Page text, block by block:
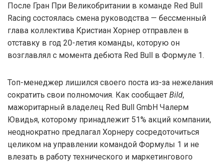
После Гран При Великобритании в команде Red Bull
Racing состоялась смена руководства — бессменный
глава коллектива Кристиан Хорнер отправлен в
отставку в год 20-летия команды, которую он
возглавлял с момента дебюта Red Bull в Формуле 1.
Топ-менеджер лишился своего поста из-за нежелания
сократить свои полномочия. Как сообщает Bild,
мажоритарный владелец Red Bull GmbH Чалерм
Ювидья, которому принадлежит 51% акций компании,
неоднократно предлагал Хорнеру сосредоточиться
целиком на управлении командой Формулы 1 и не
влезать в работу технического и маркетингового